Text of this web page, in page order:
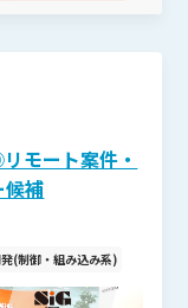
■チャットツール
率的なスケジュ
実現。
モート案件・
候補
(制御・組み込み系)